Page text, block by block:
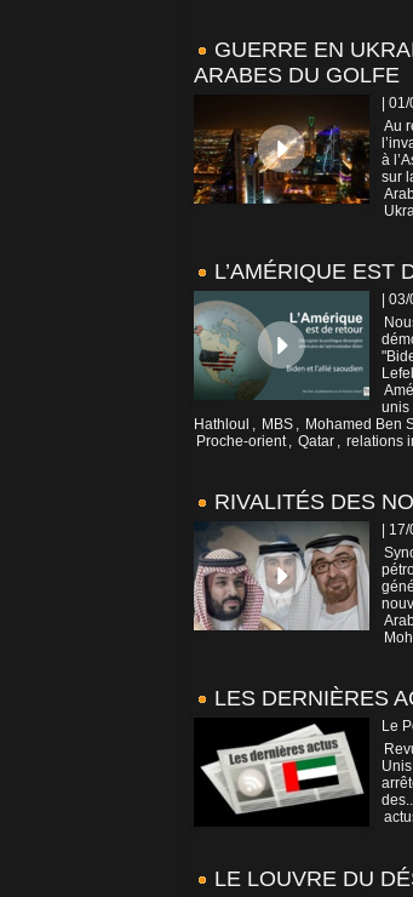
GUERRE EN
ARABES DU GOLFE
|
Au
à
sur
L’AMÉRIQUE EST
|
unis
Hathloul , MBS , Mohamed Ben
Proche-orient , Qatar , relations
RIVALITÉS DES
|
LES DERNIÈRES
Le
LE LOUVRE DU